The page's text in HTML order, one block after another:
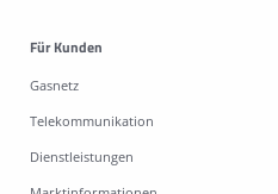
Für Kunden
Gasnetz
Telekommunikation
Dienstleistungen